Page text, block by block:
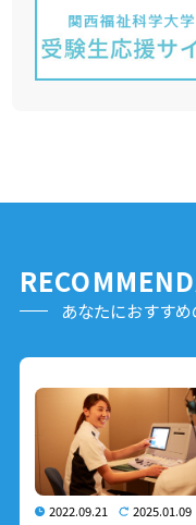
あなたにおすす
2022.09.21 2025.01.09